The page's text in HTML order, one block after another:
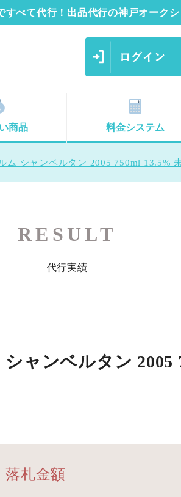
すべて代行！出品代行の神戸オークシ
商品 料金システム
ム シャンベルタン 2005 750ml 13.5%
RESULT
代行実績
ャンベルタン 2005
落札金額